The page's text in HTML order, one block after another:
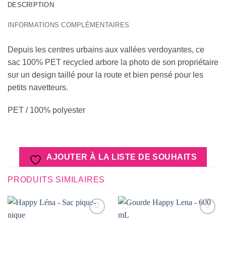
DESCRIPTION
INFORMATIONS COMPLÉMENTAIRES
Depuis les centres urbains aux vallées verdoyantes, ce
sac 100% PET recycled arbore la photo de son propriétaire
sur un design taillé pour la route et bien pensé pour les
petits navetteurs.
PET / 100% polyester
AJOUTER À LA LISTE DE SOUHAITS
PRODUITS SIMILAIRES